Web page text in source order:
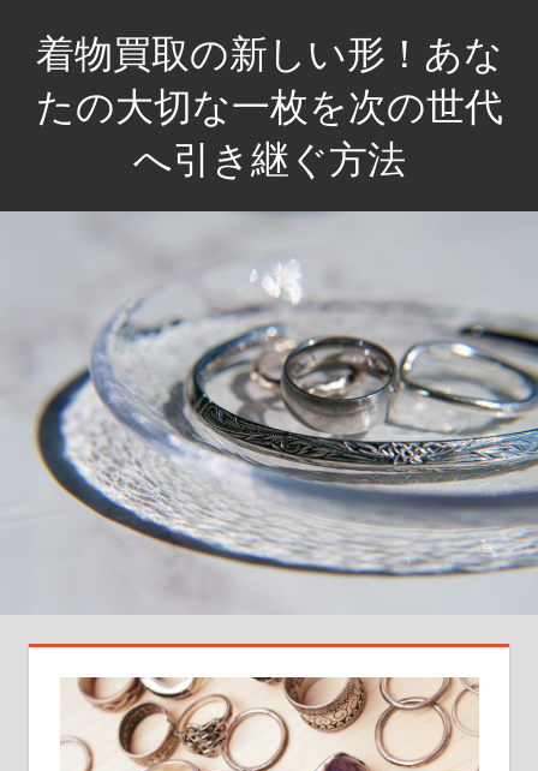
着物買取の新しい形！あな
たの大切な一枚を次の世代
へ引き継ぐ方法
あ
出
を
未
な
一